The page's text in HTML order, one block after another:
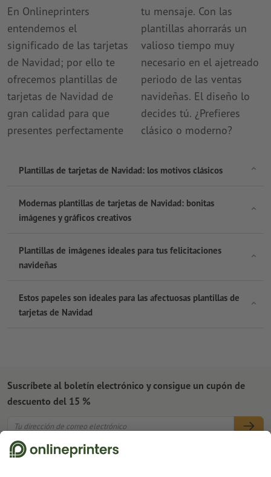
En Onlineprinters
entendemos el
significado de las tarjetas
de Navidad; por ello te
ofrecemos plantillas de
tarjetas de Navidad de
gran calidad para que
presentes perfectamente
tu mensaje. Con las
plantillas ahorrarás un
valioso tiempo muy
necesario en el ajetreado
periodo de las ventas
navideñas. El diseño lo
decides tú. ¿Prefieres
clásico o moderno?
Plantillas de tarjetas de Navidad: los motivos clásicos
Modernas plantillas de tarjetas de Navidad: bonitas
imágenes y gráficos creativos
Plantillas de imágenes ideales para tus felicitaciones
navideñas
Estos papeles son ideales para las afectuosas plantillas de
tarjetas de Navidad
Nosotros
Suscríbete al boletín electrónico y consigue un cupón de
descuento del 15 %